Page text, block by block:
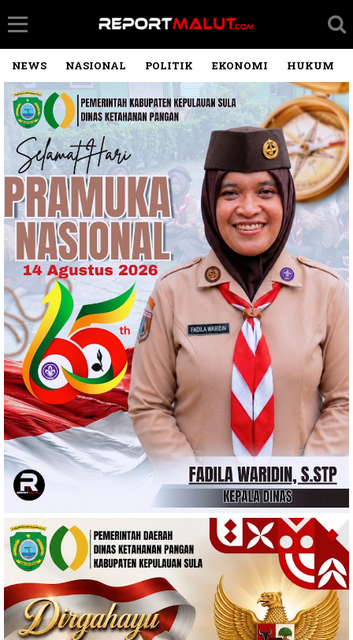
NEWS NASIONAL POLITIK EKONOMI HUKUM